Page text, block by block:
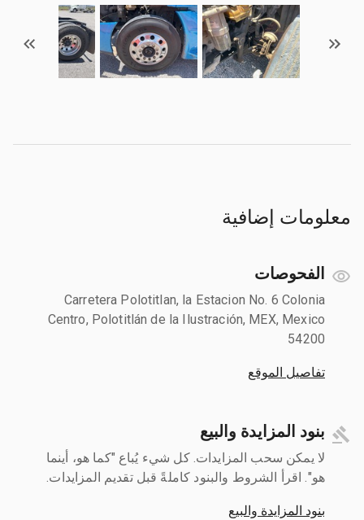
معلومات إضافية
الفحوصات
Carretera Polotitlan, la Estacion No. 6 Colonia
Centro, Polotitlán de la Ilustración, MEX, Mexico
54200
تفاصيل الموقع
بنود المزايدة والبيع
لا يمكن سحب المزايدات. كل شيء يُباع "كما هو، أينما
هو". اقرأ الشروط والبنود كاملةً قبل تقديم المزايدات.
بنود المزايدة والبيع